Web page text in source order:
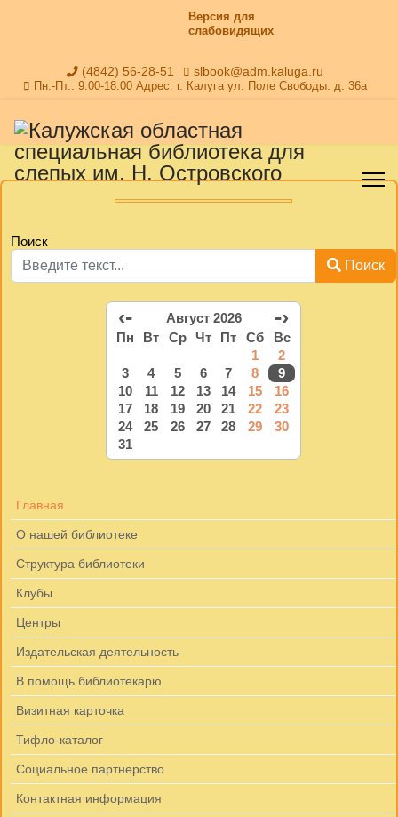
Версия для
слабовидящих
(4842) 56-28-51 slbook@adm.kaluga.ru
Пн.-Пт.: 9.00-18.00 Адрес: г. Калуга ул. Поле Свободы. д. 36а
Поиск
Поиск
‹- Август 2026 -›
Пн Вт Ср Чт Пт Сб
Вс
1
2
3
4 5 6 7 8
9
10
11 12 13 14 15
16
17
18 19 20 21 22
23
24
25 26 27 28 29
30
31
Главная
О нашей библиотеке
Структура библиотеки
Клубы
Центры
Издательская деятельность
В помощь библиотекарю
Визитная карточка
Тифло-каталог
Социальное партнерство
Контактная информация